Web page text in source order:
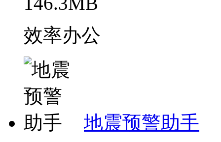
效率办公
地震预警助手